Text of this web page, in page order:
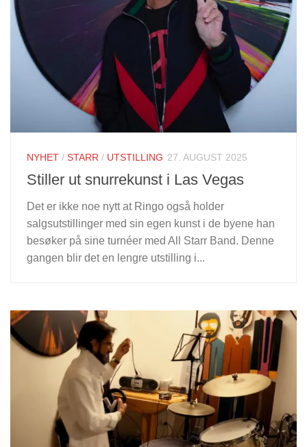
NYHET / STARR / UTSTILLING 27. AUGUST 2025
Stiller ut snurrekunst i Las Vegas
Det er ikke noe nytt at Ringo også holder
salgsutstillinger med sin egen kunst i de byene han
besøker på sine turnéer med All Starr Band. Denne
gangen blir det en lengre utstilling i...